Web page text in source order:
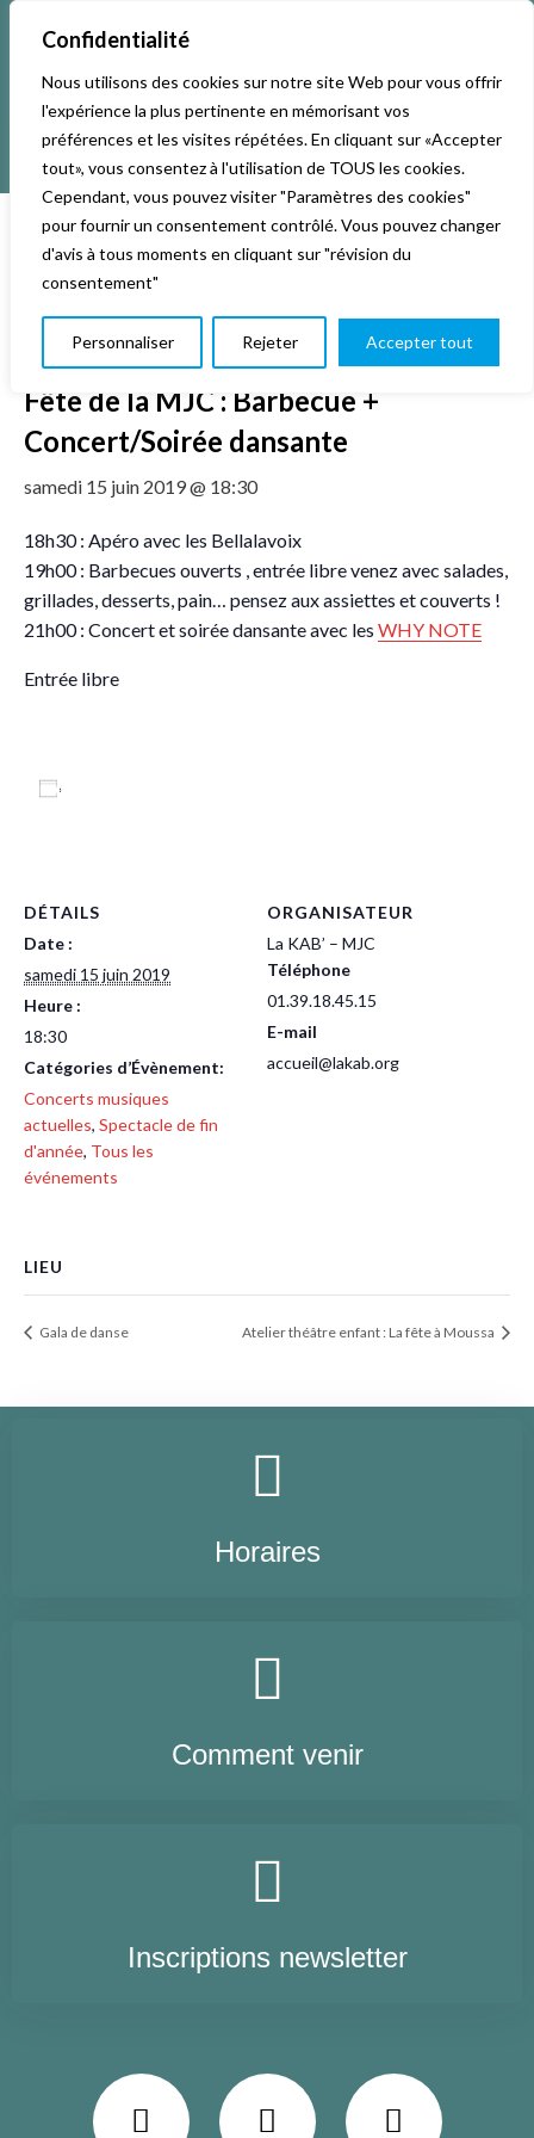
Confidentialité
Nous utilisons des cookies sur notre site Web pour vous offrir
l'expérience la plus pertinente en mémorisant vos
préférences et les visites répétées. En cliquant sur «Accepter
tout», vous consentez à l'utilisation de TOUS les cookies.
Cependant, vous pouvez visiter "Paramètres des cookies"
pour fournir un consentement contrôlé. Vous pouvez changer
d'avis à tous moments en cliquant sur "révision du
consentement"
Personnaliser Rejeter Accepter tout
Fête de la MJC : Barbecue +
Concert/Soirée dansante
samedi 15 juin 2019 @ 18:30
18h30 : Apéro avec les Bellalavoix
19h00 : Barbecues ouverts , entrée libre venez avec salades,
grillades, desserts, pain… pensez aux assiettes et couverts !
21h00 : Concert et soirée dansante avec les WHY NOTE
Entrée libre
DÉTAILS
Date :
samedi 15 juin 2019
Heure :
18:30
Catégories d’Évènement:
Concerts musiques
actuelles, Spectacle de fin
d'année, Tous les
événements
ORGANISATEUR
La KAB’ – MJC
Téléphone
01.39.18.45.15
E-mail
accueil@lakab.org
LIEU
Gala de danse Atelier théâtre enfant : La fête à Moussa
Horaires
Comment venir
Inscriptions newsletter